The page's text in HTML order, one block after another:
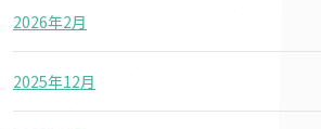
2026年2月
2025年12月